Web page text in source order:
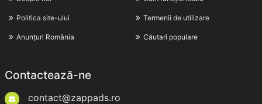
Politica site-ului
Anunțuri România
Termenii de utilizare
Căutari populare
Contactează-ne
contact@zappads.ro